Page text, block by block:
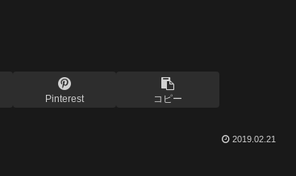
Pinterest コピー
2019.02.21